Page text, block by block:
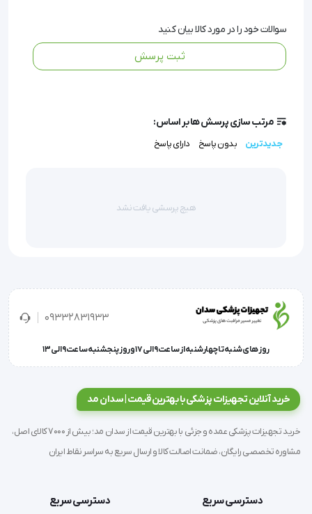
زخمهای عفونی
محتوی 85% عسل لپتواسپرموم آنتی باکتریال می
سوالات خود را در مورد کالا بیان کنید
ثبت پرسش
مرتب سازی پرسش ها بر اساس:
جدیدترین بدون پاسخ دارای پاسخ
هیچ پرسشی یافت نشد
09332831933
روز های شنبه تا چهارشنبه از ساعت 9 الی 17 و روز پنجشنبه ساعت 9 الی 13
خرید آنلاین تجهیزات پزشکی با بهترین قیمت | سدان مد
خرید تجهیزات پزشکی عمده و جزئی با بهترین قیمت از سدان مد؛ بیش از 7000 کالای اصل،
مشاوره تخصصی رایگان، ضمانت اصالت کالا و ارسال سریع به سراسر نقاط ایران
دسترسی سریع
دسترسی سریع